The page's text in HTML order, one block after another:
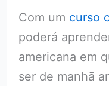
Com um curso
poderá
americana em
ser de manhã